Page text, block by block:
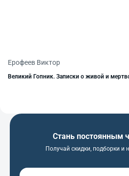
Ерофеев Виктор
Великий Гопник. Записки о живой и
Стань постоянным
Получай скидки, подборки и